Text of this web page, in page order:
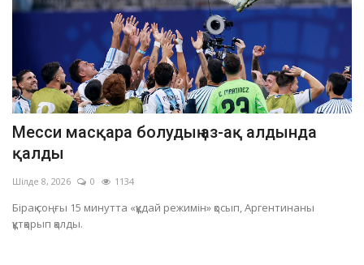
Месси масқара болудың аз-ақ алдында
қалды
Шілде 8, 2026 0 1134
Бірақ соңғы 15 минутта «құдай режимін» қосып, Аргентинаны
құтқарып қалды.